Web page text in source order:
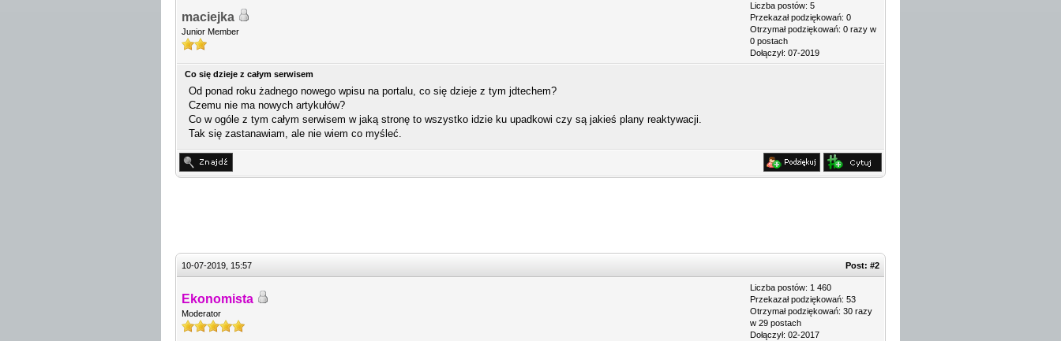
maciejka
Junior Member
Liczba postów: 5
Przekazał podziękowań: 0
Otrzymał podziękowań: 0 razy w
0 postach
Dołączył: 07-2019
Co się dzieje z całym serwisem
Od ponad roku żadnego nowego wpisu na portalu, co się dzieje z tym jdtechem?
Czemu nie ma nowych artykułów?
Co w ogóle z tym całym serwisem w jaką stronę to wszystko idzie ku upadkowi czy są jakieś plany reaktywacji.
Tak się zastanawiam, ale nie wiem co myśleć.
10-07-2019, 15:57 Post: #2
Ekonomista
Moderator
Liczba postów: 1 460
Przekazał podziękowań: 53
Otrzymał podziękowań: 30 razy
w 29 postach
Dołączył: 02-2017